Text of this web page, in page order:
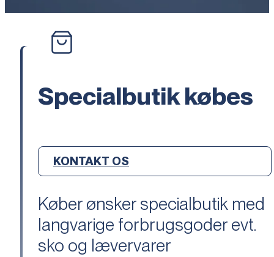
Specialbutik købes
KONTAKT OS
Køber ønsker specialbutik med
langvarige forbrugsgoder evt.
sko og lævervarer